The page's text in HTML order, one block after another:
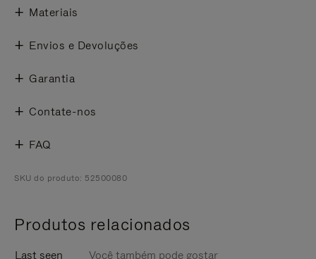
Materiais
Envios e Devoluções
Garantia
Contate-nos
FAQ
SKU do produto: 52500080
Produtos relacionados
Last seen Você também pode gostar